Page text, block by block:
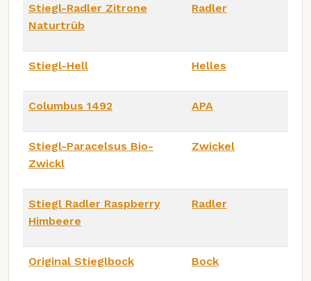
Stiegl-Radler Zitrone
Naturtrüb
Radler
Stiegl-Hell Helles
Columbus 1492 APA
Stiegl-Paracelsus Bio-
Zwickl
Zwickel
Stiegl Radler Raspberry
Himbeere
Radler
Original Stieglbock Bock